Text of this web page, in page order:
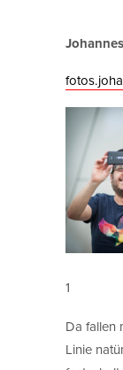
1
Da fallen
Linie